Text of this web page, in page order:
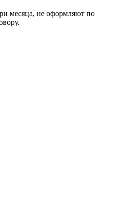
месяца, не оформляют по